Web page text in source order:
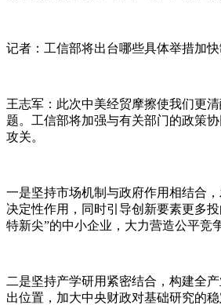
记者：工信部将出台哪些具体举措加
王志军：此次中美经贸摩擦使我们更
题。工信部将加强与有关部门的政策
攻关。
一是坚持市场机制与政府作用相结合
决定性作用，同时引导创新要素更多
特新尖”的中小企业，大力营造公平竞
二是坚持产学研用紧密结合，构建全
出位置，加大中央财政对基础研究的